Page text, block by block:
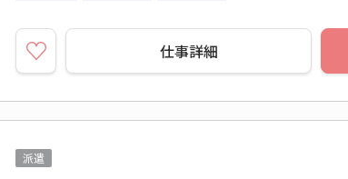
仕事詳細
派遣